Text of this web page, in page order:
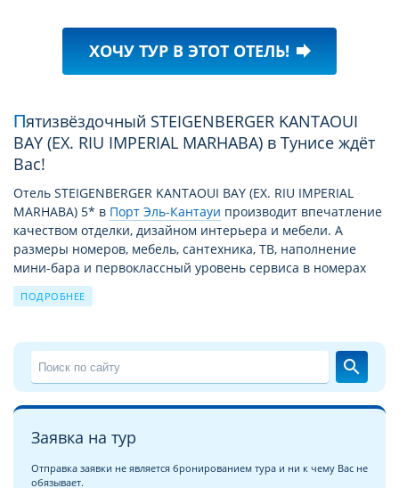
ХОЧУ ТУР В ЭТОТ ОТЕЛЬ! forward
Пятизвёздочный STEIGENBERGER KANTAOUI
BAY (EX. RIU IMPERIAL MARHABA) в Тунисе ждёт
Вас!
Отель STEIGENBERGER KANTAOUI BAY (EX. RIU IMPERIAL
MARHABA) 5* в Порт Эль-Кантауи производит впечатление
качеством отделки, дизайном интерьера и мебели. А
размеры номеров, мебель, сантехника, ТВ, наполнение
мини-бара и первоклассный уровень сервиса в номерах
отеля гарантируют 100% удовлетворение. Отель
Steigenberger Kantaoui Bay (Ex. Riu Imperial Marhaba)
при пробуждении вы будете видеть великолепный морской
пейзаж, а в открытое окно будет доноситься шум прибоя.
Вам не потребуется много усилий и времени, чтобы
романтичнее вечерних прогулок на закате по берегу моря?
Особенности отеля STEIGENBERGER KANTAOUI BAY (EX. RIU
IMPERIAL MARHABA) в Порт Эль-Кантауи, Тунис
ПОДРОБНЕЕ
search
Заявка на тур
Отправка заявки не является бронированием тура и ни к чему Вас не
обязывает.